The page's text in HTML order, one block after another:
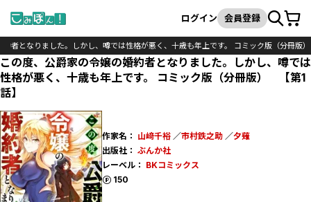
検索
ログイン 会員登録カート
者となりました。しかし、噂では性格が悪く、十歳も年上です。 コミック版（分冊版）
この度、公爵家の令嬢の婚約者となりました。しかし、噂では
性格が悪く、十歳も年上です。 コミック版（分冊版） 【第1
話】
作家名： 山﨑千裕／市村鉄之助／夕薙
出版社： ぶんか社
レーベル： BKコミックス
150
ポイント